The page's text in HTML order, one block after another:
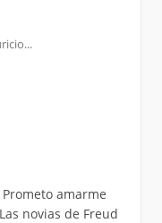
amarme
novias de Freud